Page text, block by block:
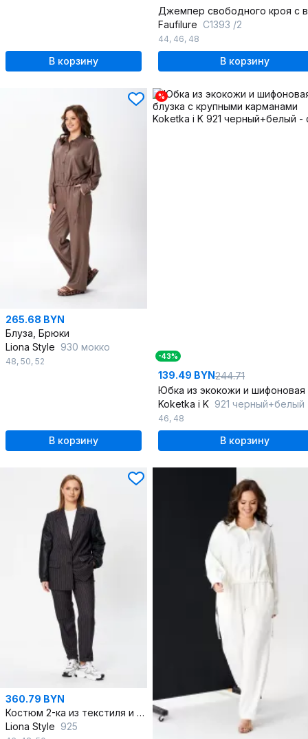
В корзину
Faufilure C1393 /2
44, 46, 48
В корзину
265.68 BYN
Блуза, Брюки
Liona Style 930 мокко
48, 50, 52
В корзину
%
-43%
139.49 BYN244.71
Koketka i K 921 черный+белый
46, 48
В корзину
360.79 BYN
Костюм 2-ка из текстиля и эко-кожи с зауженными брюками
Liona Style 925